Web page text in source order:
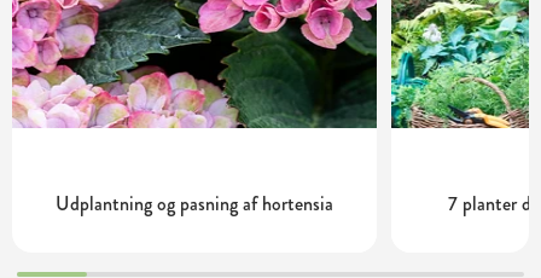
Udplantning og pasning af hortensia 7 planter